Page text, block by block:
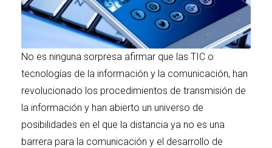
No es ninguna sorpresa afirmar que las TIC o
tecnologías de la información y la comunicación, han
revolucionado los procedimientos de transmisión de
la información y han abierto un universo de
posibilidades en el que la distancia ya no es una
barrera para la comunicación y el desarrollo de